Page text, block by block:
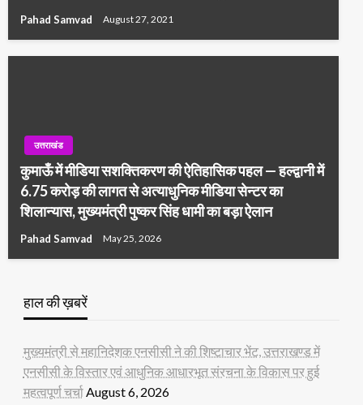
Pahad Samvad August 27, 2021
उत्तराखंड
कुमाऊँ में मीडिया सशक्तिकरण की ऐतिहासिक पहल — हल्द्वानी में
6.75 करोड़ की लागत से अत्याधुनिक मीडिया सेन्टर का
शिलान्यास, मुख्यमंत्री पुष्कर सिंह धामी का बड़ा ऐलान
Pahad Samvad May 25, 2026
हाल की ख़बरें
मुख्यमंत्री से महानिदेशक एनसीसी ने की शिष्टाचार भेंट, उत्तराखण्ड में
एनसीसी के विस्तार एवं आधुनिक आधारभूत संरचना के विकास पर हुई
महत्वपूर्ण चर्चाAugust 6, 2026